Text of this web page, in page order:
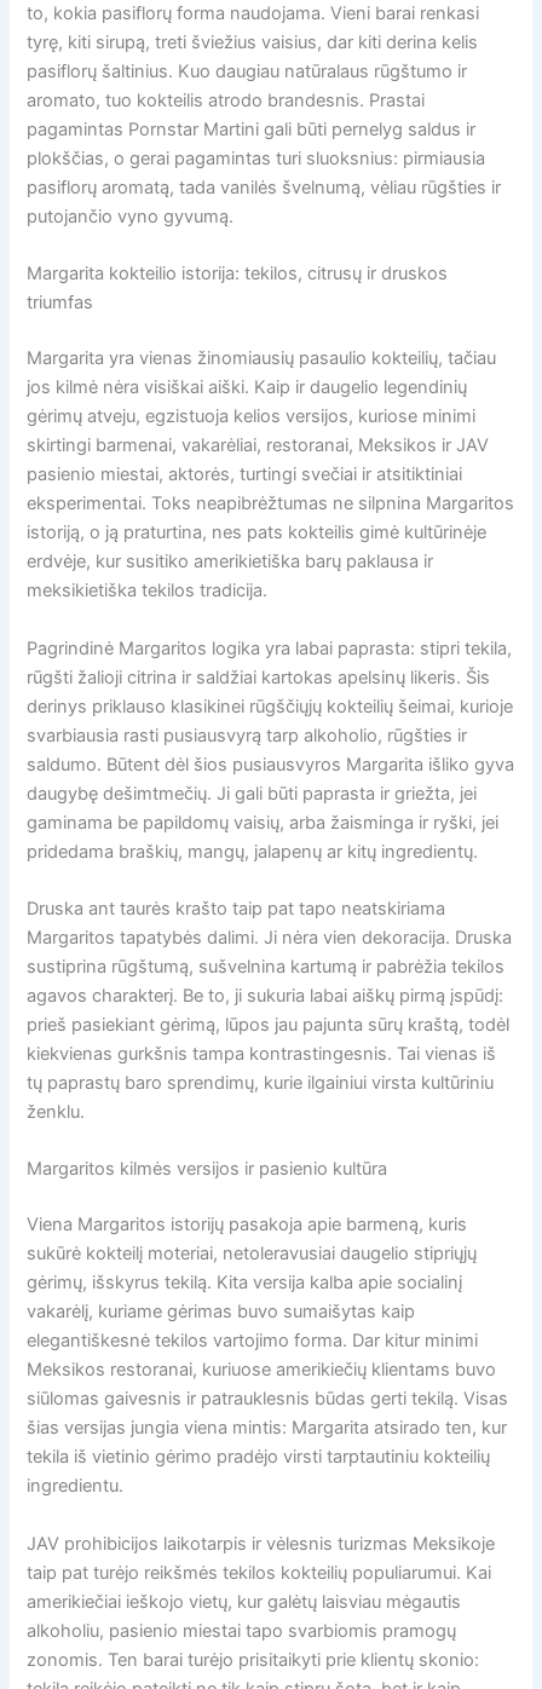
to, kokia pasiflorų forma naudojama. Vieni barai renkasi
tyrę, kiti sirupą, treti šviežius vaisius, dar kiti derina kelis
pasiflorų šaltinius. Kuo daugiau natūralaus rūgštumo ir
aromato, tuo kokteilis atrodo brandesnis. Prastai
pagamintas Pornstar Martini gali būti pernelyg saldus ir
plokščias, o gerai pagamintas turi sluoksnius: pirmiausia
pasiflorų aromatą, tada vanilės švelnumą, vėliau rūgšties ir
putojančio vyno gyvumą.
Margarita kokteilio istorija: tekilos, citrusų ir druskos
triumfas
Margarita yra vienas žinomiausių pasaulio kokteilių, tačiau
jos kilmė nėra visiškai aiški. Kaip ir daugelio legendinių
gėrimų atveju, egzistuoja kelios versijos, kuriose minimi
skirtingi barmenai, vakarėliai, restoranai, Meksikos ir JAV
pasienio miestai, aktorės, turtingi svečiai ir atsitiktiniai
eksperimentai. Toks neapibrėžtumas ne silpnina Margaritos
istoriją, o ją praturtina, nes pats kokteilis gimė kultūrinėje
erdvėje, kur susitiko amerikietiška barų paklausa ir
meksikietiška tekilos tradicija.
Pagrindinė Margaritos logika yra labai paprasta: stipri tekila,
rūgšti žalioji citrina ir saldžiai kartokas apelsinų likeris. Šis
derinys priklauso klasikinei rūgščiųjų kokteilių šeimai, kurioje
svarbiausia rasti pusiausvyrą tarp alkoholio, rūgšties ir
saldumo. Būtent dėl šios pusiausvyros Margarita išliko gyva
daugybę dešimtmečių. Ji gali būti paprasta ir griežta, jei
gaminama be papildomų vaisių, arba žaisminga ir ryški, jei
pridedama braškių, mangų, jalapenų ar kitų ingredientų.
Druska ant taurės krašto taip pat tapo neatskiriama
Margaritos tapatybės dalimi. Ji nėra vien dekoracija. Druska
sustiprina rūgštumą, sušvelnina kartumą ir pabrėžia tekilos
agavos charakterį. Be to, ji sukuria labai aiškų pirmą įspūdį:
prieš pasiekiant gėrimą, lūpos jau pajunta sūrų kraštą, todėl
kiekvienas gurkšnis tampa kontrastingesnis. Tai vienas iš
tų paprastų baro sprendimų, kurie ilgainiui virsta kultūriniu
ženklu.
Margaritos kilmės versijos ir pasienio kultūra
Viena Margaritos istorijų pasakoja apie barmeną, kuris
sukūrė kokteilį moteriai, netoleravusiai daugelio stipriųjų
gėrimų, išskyrus tekilą. Kita versija kalba apie socialinį
vakarėlį, kuriame gėrimas buvo sumaišytas kaip
elegantiškesnė tekilos vartojimo forma. Dar kitur minimi
Meksikos restoranai, kuriuose amerikiečių klientams buvo
siūlomas gaivesnis ir patrauklesnis būdas gerti tekilą. Visas
šias versijas jungia viena mintis: Margarita atsirado ten, kur
tekila iš vietinio gėrimo pradėjo virsti tarptautiniu kokteilių
ingredientu.
JAV prohibicijos laikotarpis ir vėlesnis turizmas Meksikoje
taip pat turėjo reikšmės tekilos kokteilių populiarumui. Kai
amerikiečiai ieškojo vietų, kur galėtų laisviau mėgautis
alkoholiu, pasienio miestai tapo svarbiomis pramogų
zonomis. Ten barai turėjo prisitaikyti prie klientų skonio: